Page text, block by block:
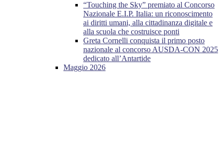
“Touching the Sky” premiato al Concorso
Nazionale E.I.P. Italia: un riconoscimento
ai diritti umani, alla cittadinanza digitale e
alla scuola che costruisce ponti
Greta Cornelli conquista il primo posto
nazionale al concorso AUSDA-CON 2025
dedicato all’Antartide
Maggio 2026